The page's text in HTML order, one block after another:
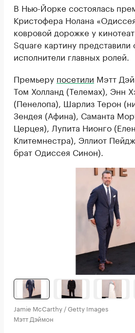
В Нью-Йорке состоялась
Кристофера Нолана
ковровой дорожке у
Square картину
исполнители главных ролей.
Премьеру посетили Мэтт
Том Холланд (Телемах), Энн
(Пенелопа), Шарлиз Терон
Зендея (Афина), Саманта
Церцея), Лупита Нионго
Клитемнестра), Эллиот
брат Одиссея Синон).
Jamie McCarthy / Getty Images
Мэтт Дэймон